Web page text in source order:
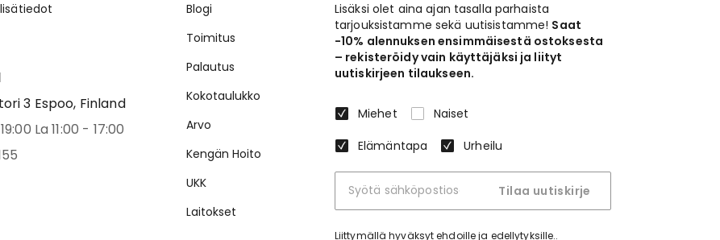
3 Espoo, Finland
La 11:00 - 17:00
Blogi
Toimitus
Palautus
Kokotaulukko
Arvo
Kengän Hoito
UKK
Laitokset
Lisäksi olet aina ajan tasalla parhaista
tarjouksistamme sekä uutisistamme! Saat
-10% alennuksen ensimmäisestä ostoksesta
– rekisteröidy vain käyttäjäksi ja liityt
uutiskirjeen tilaukseen.
Miehet
Naiset
Elämäntapa
Urheilu
Tilaa uutiskirje
Liittymällä hyväksytehdoille ja edellytyksille..